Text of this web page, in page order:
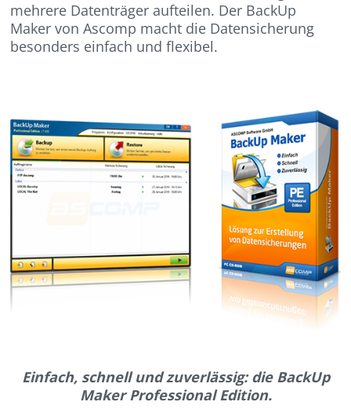
mehrere Datenträger aufteilen. Der BackUp
Maker von Ascomp macht die Datensicherung
besonders einfach und flexibel.
Einfach, schnell und zuverlässig: die BackUp
Maker Professional Edition.